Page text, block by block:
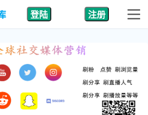
登陆 注册